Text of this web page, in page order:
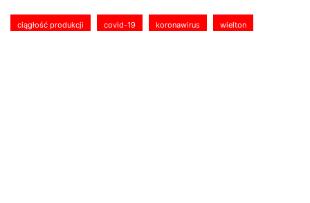
ciągłość produkcji covid-19 koronawirus wielton